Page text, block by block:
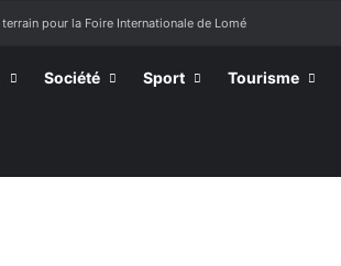
pour la Foire Internationale de Lomé
Société Sport Tourisme